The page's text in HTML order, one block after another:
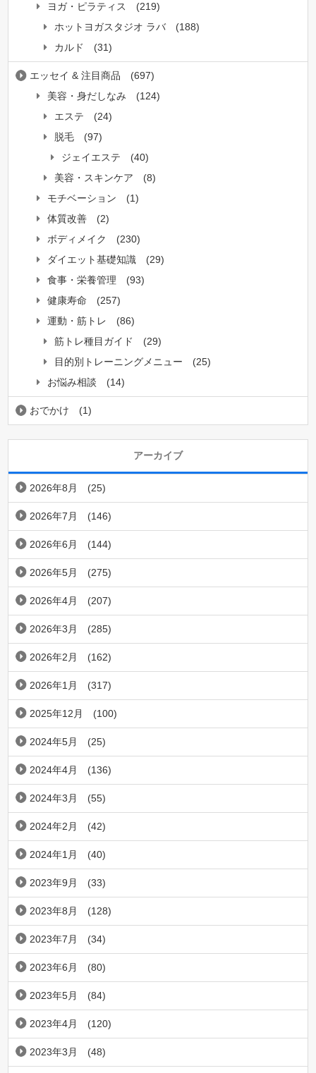
ヨガ・ピラティス
(219)
ホットヨガスタジオ ラバ
(188)
カルド
(31)
エッセイ & 注目商品
(697)
美容・身だしなみ
(124)
エステ
(24)
脱毛
(97)
ジェイエステ
(40)
美容・スキンケア
(8)
モチベーション
(1)
体質改善
(2)
ボディメイク
(230)
ダイエット基礎知識
(29)
食事・栄養管理
(93)
健康寿命
(257)
運動・筋トレ
(86)
筋トレ種目ガイド
(29)
目的別トレーニングメニュー
(25)
お悩み相談
(14)
おでかけ (1)
アーカイブ
2026年8月 (25)
2026年7月 (146)
2026年6月 (144)
2026年5月 (275)
2026年4月 (207)
2026年3月 (285)
2026年2月 (162)
2026年1月 (317)
2025年12月 (100)
2024年5月 (25)
2024年4月 (136)
2024年3月 (55)
2024年2月 (42)
2024年1月 (40)
2023年9月 (33)
2023年8月 (128)
2023年7月 (34)
2023年6月 (80)
2023年5月 (84)
2023年4月 (120)
2023年3月 (48)